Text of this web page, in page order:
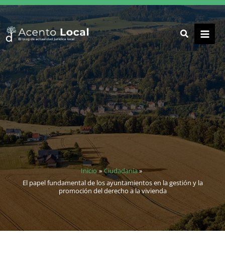
Ir
al
contenido
Inicio
Ciudadanía
El papel fundamental de los ayuntamientos en la gestión y la
promoción del derecho a la vivienda